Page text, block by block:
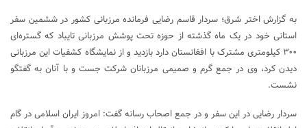
به گزارش اختر شرق؛ سردار قاسم رضایی فرمانده مرزبانی کشور در ششمین سفر
استانی خود در یک ماه گذشته از حوزه تحت پوشش مرزبانی تایباد که گستره‌ای
۳۰۰ کیلومتری مشترک با افغانستان دارد بازدید و از نمایشگاه کشفیات این مرزبانی
دیدن کرد، وی در جمع گرم و صمیمی مرزبانان شرکت جست و با آنان به گفتگو
نشست.
سردار رضایی در این سفر و در جمع اصحاب رسانه گفت: امروز ایران اسلامی در گام